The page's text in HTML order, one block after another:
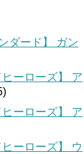
ダード】 ガン
ヒーローズ】 ア
ヒーローズ】 ア
ーローズ】 ウ